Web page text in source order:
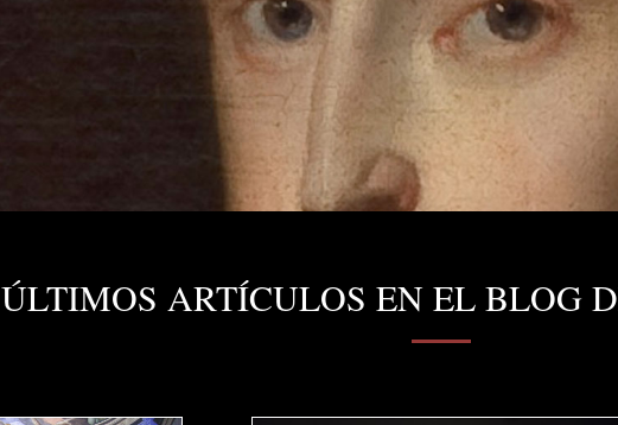
ÚLTIMOS ARTÍCULOS EN EL BLOG